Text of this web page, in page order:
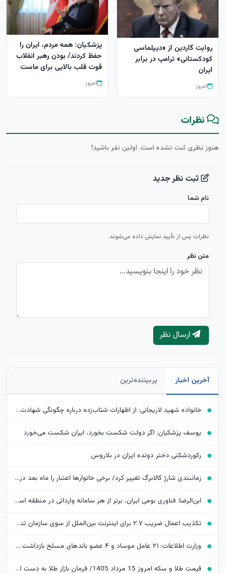
روایت گاردین از «دیپلماسی
کودکستانی» ترامپ در برابر
ایران
امروز
پزشکیان: همه مردم، ایران را
حفظ کردند/ بودن رهبر انقلاب
قوت قلب بالایی برای ماست
امروز
نظرات
هنوز نظری ثبت نشده است. اولین نفر باشید!
ثبت نظر جدید
نام شما
نظرات پس از تأیید نمایش داده می‌شوند.
متن نظر
ارسال نظر
آخرین اخبار پربیننده‌ترین
خانواده شهید لاریجانی: از اظهارات شتاب‌زده درباره چگونگی شهادت اجتناب کنید
یوسف پزشکیان: اگر دولت شکست بخورد، ایران شکست می‌خورد
رکوردشکنی دختر دونده ایران در بلاروس
زمانبندی شارژ کالابرگ تغییر کرد/ برخی خانوارها اعتبار را ماه بعد دریافت می‌کنند
ابن‌الرضا: فناوری بومی ایران، برتر از هر سامانه وارداتی در منطقه است
تکذیب اعمال ضریب ۲.۷ برای اینترنت بین‌الملل از سوی سازمان تنظیم مقررات
وزارت اطلاعات: ۲۱ عامل موساد و ۴ عضو باندهای مسلح بازداشت شدند
قیمت طلا و سکه امروز 15 مرداد 1405/ فرمان بازار طلا به دست اونس جهانی افتاد